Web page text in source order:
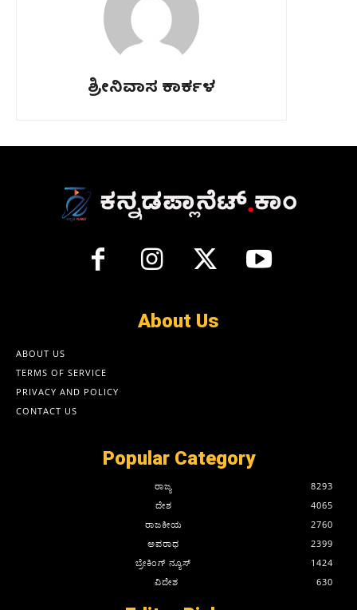
ಶ್ರೀನಿವಾಸ ಕಾರ್ಕಳ
About Us
ABOUT US
TERMS OF SERVICE
PRIVACY AND POLICY
CONTACT US
Popular Category
ರಾಜ್ಯ
8293
ದೇಶ
4065
ರಾಜಕೀಯ
2760
ಅಪರಾಧ
2399
ಬ್ರೇಕಿಂಗ್ ನ್ಯೂಸ್
1424
ವಿದೇಶ
630